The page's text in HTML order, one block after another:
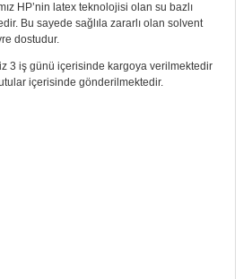
HP’nin latex teknolojisi olan su bazlı
Bu sayede sağlıla zararlı olan solvent
dostudur.
3 iş günü içerisinde kargoya verilmektedir
içerisinde gönderilmektedir.
ücretsiz olarak gönderilecektir.
ile aynıdır. Siparişiniz ile birlikte
istiyorsanız yine bize telefon